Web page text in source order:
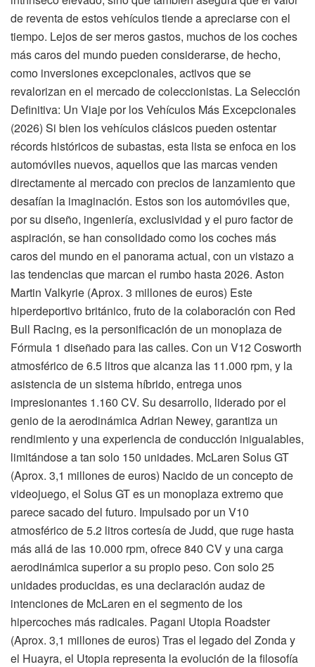
de reventa de estos vehículos tiende a apreciarse con el
tiempo. Lejos de ser meros gastos, muchos de los coches
más caros del mundo pueden considerarse, de hecho,
como inversiones excepcionales, activos que se
revalorizan en el mercado de coleccionistas. La Selección
Definitiva: Un Viaje por los Vehículos Más Excepcionales
(2026) Si bien los vehículos clásicos pueden ostentar
récords históricos de subastas, esta lista se enfoca en los
automóviles nuevos, aquellos que las marcas venden
directamente al mercado con precios de lanzamiento que
desafían la imaginación. Estos son los automóviles que,
por su diseño, ingeniería, exclusividad y el puro factor de
aspiración, se han consolidado como los coches más
caros del mundo en el panorama actual, con un vistazo a
las tendencias que marcan el rumbo hasta 2026. Aston
Martin Valkyrie (Aprox. 3 millones de euros) Este
hiperdeportivo británico, fruto de la colaboración con Red
Bull Racing, es la personificación de un monoplaza de
Fórmula 1 diseñado para las calles. Con un V12 Cosworth
atmosférico de 6.5 litros que alcanza las 11.000 rpm, y la
asistencia de un sistema híbrido, entrega unos
impresionantes 1.160 CV. Su desarrollo, liderado por el
genio de la aerodinámica Adrian Newey, garantiza un
rendimiento y una experiencia de conducción inigualables,
limitándose a tan solo 150 unidades. McLaren Solus GT
(Aprox. 3,1 millones de euros) Nacido de un concepto de
videojuego, el Solus GT es un monoplaza extremo que
parece sacado del futuro. Impulsado por un V10
atmosférico de 5.2 litros cortesía de Judd, que ruge hasta
más allá de las 10.000 rpm, ofrece 840 CV y una carga
aerodinámica superior a su propio peso. Con solo 25
unidades producidas, es una declaración audaz de
intenciones de McLaren en el segmento de los
hipercoches más radicales. Pagani Utopia Roadster
(Aprox. 3,1 millones de euros) Tras el legado del Zonda y
el Huayra, el Utopia representa la evolución de la filosofía